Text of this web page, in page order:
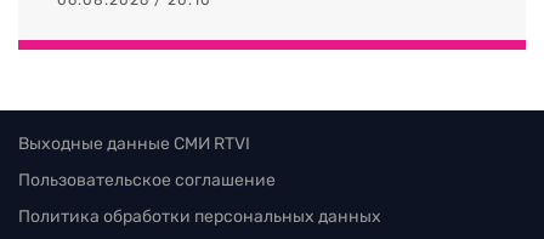
Выходные данные СМИ RTVI
Пользовательское соглашение
Политика обработки персональных данных